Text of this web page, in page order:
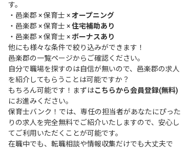
す。
・ 邑楽郡 × 保育士 ×オープニング
・ 邑楽郡 × 保育士 ×住宅補助あり
・ 邑楽郡 × 保育士 ×ボーナスあり
他にも様々な条件で絞り込みができます！
邑楽郡の一覧ページからご確認ください。
自分で職場を探すのは自信が無いので、邑楽郡の求人
を紹介してもらうことは可能ですか？
もちろん可能です！まずはこちらから会員登録(無料)
にお進みください。
保育士バンク！では、専任の担当者があなたにぴった
りの求人を完全無料でご紹介いたしますので、安心し
てご利用いただくことが可能です。
在職中でも、転職相談や情報収集だけでも大丈夫で